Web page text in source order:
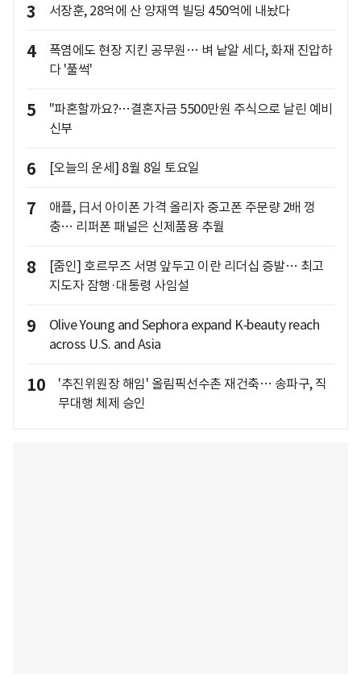
3 서장훈, 28억에 산 양재역 빌딩 450억에 내놨다
4
폭염에도 현장 지킨 공무원… 벼 낱알 세다, 화재 진압하
다 '풀썩'
5
"파혼할까요?…결혼자금 5500만원 주식으로 날린 예비
신부
6 [오늘의 운세] 8월 8일 토요일
7
애플, 日서 아이폰 가격 올리자 중고폰 주문량 2배 껑
충… 리퍼폰 패널은 신제품용 추월
8
[줌인] 호르무즈 서명 앞두고 이란 리더십 증발… 최고
지도자 잠행·대통령 사임설
9
Olive Young and Sephora expand K‑beauty reach
across U.S. and Asia
10
'추진위원장 해임' 올림픽선수촌 재건축… 송파구, 직
무대행 체제 승인